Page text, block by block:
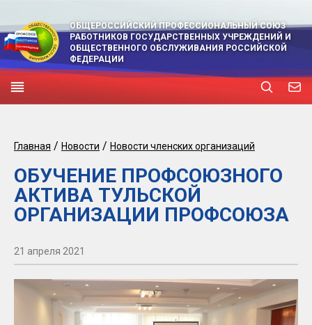
ОБЩЕРОССИЙСКИЙ ПРОФЕССИОНАЛЬНЫЙ СОЮЗ
РАБОТНИКОВ ГОСУДАРСТВЕННЫХ УЧРЕЖДЕНИЙ И
ОБЩЕСТВЕННОГО ОБСЛУЖИВАНИЯ РОССИЙСКОЙ
ФЕДЕРАЦИИ
Главная / Новости / Новости членских организаций
ОБУЧЕНИЕ ПРОФСОЮЗНОГО
АКТИВА ТУЛЬСКОЙ
ОРГАНИЗАЦИИ ПРОФСОЮЗА
21 апреля 2021